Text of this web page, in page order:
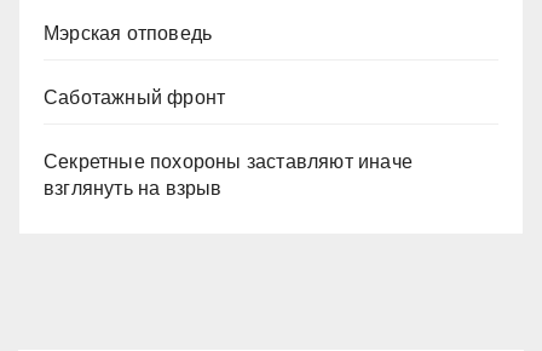
Мэрская отповедь
Саботажный фронт
Секретные похороны заставляют иначе
взглянуть на взрыв